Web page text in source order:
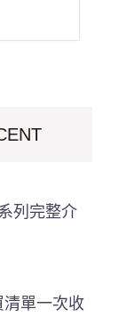
列完整介
清單一次收